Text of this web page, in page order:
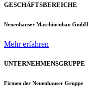
GESCHÄFTSBEREICHE
Neuenhauser Maschinenbau GmbH
Mehr erfahren
UNTERNEHMENSGRUPPE
Firmen der Neuenhauser Gruppe